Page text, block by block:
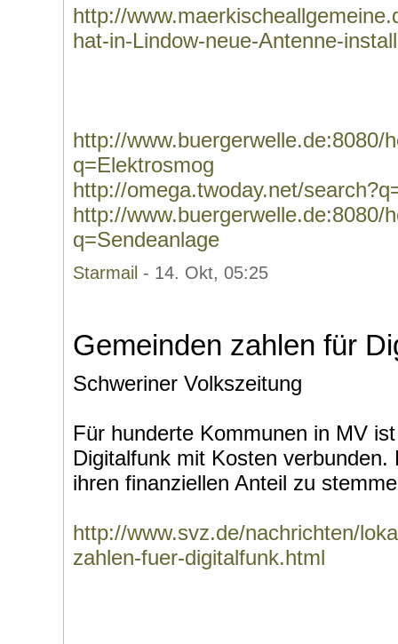
http://
hat-in-Lindow-neue-Antenne-
http://www.buergerwelle.de:8080/
q=Elektrosmog
http://omega.twoday.net/
http://www.buergerwelle.de:8080/
q=Sendeanlage
Starmail - 14. Okt, 05:25
Gemeinden zahlen für
Schweriner Volkszeitung
Für hunderte Kommunen in MV
Digitalfunk mit Kosten
ihren finanziellen Anteil zu
http://www.svz.de/nachrichten/
zahlen-fuer-digitalfunk.html